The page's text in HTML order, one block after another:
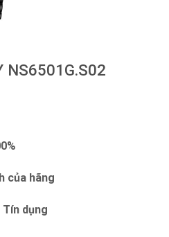
NS6501G.S02
của hãng
dụng